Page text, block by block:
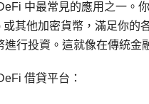
中最常見的應用之一。
其他加密貨幣，滿足你的
進行投資。這就像在傳統
借貸平台：